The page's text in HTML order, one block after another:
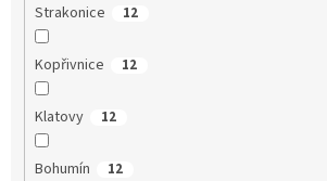
Strakonice 12
Kopřivnice 12
Klatovy 12
Bohumín 12